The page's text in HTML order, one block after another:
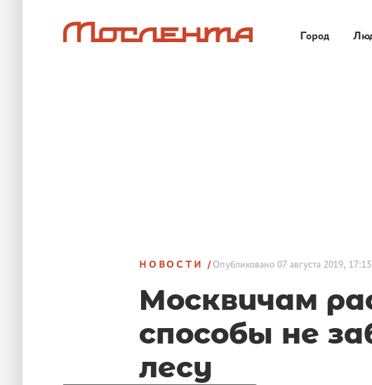
Город
НОВОСТИ Опубликовано07 августа 2019, 17:13
Москвичам
способы не
лесу